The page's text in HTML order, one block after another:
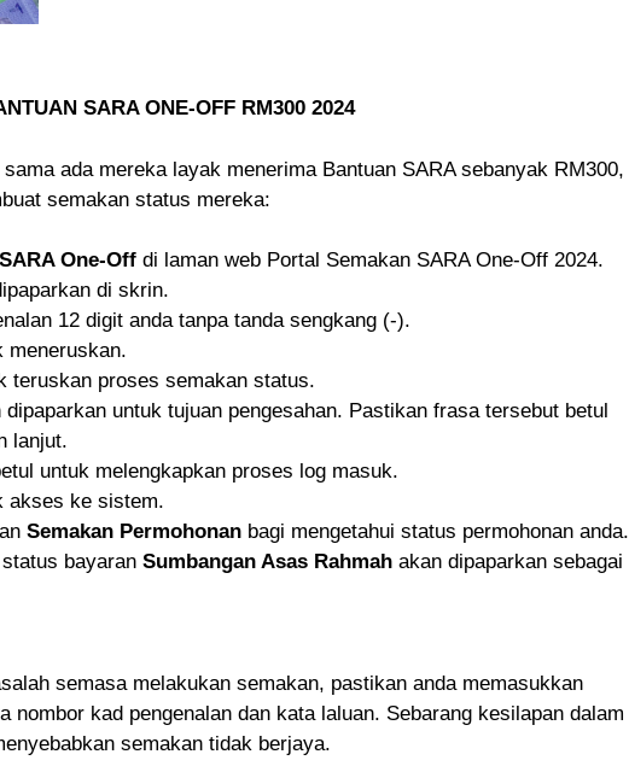
SARA ONE-OFF RM300 2024
ada mereka layak menerima Bantuan SARA sebanyak RM300,
semakan status mereka:
One-Off di laman web Portal Semakan SARA One-Off 2024.
di skrin.
12 digit anda tanpa tanda sengkang (-).
meneruskan.
teruskan proses semakan status.
untuk tujuan pengesahan. Pastikan frasa tersebut betul
lanjut.
untuk melengkapkan proses log masuk.
akses ke sistem.
Semakan Permohonan bagi mengetahui status permohonan anda.
bayaran Sumbangan Asas Rahmah akan dipaparkan sebagai
semasa melakukan semakan, pastikan anda memasukkan
nombor kad pengenalan dan kata laluan. Sebarang kesilapan dalam
semakan tidak berjaya.